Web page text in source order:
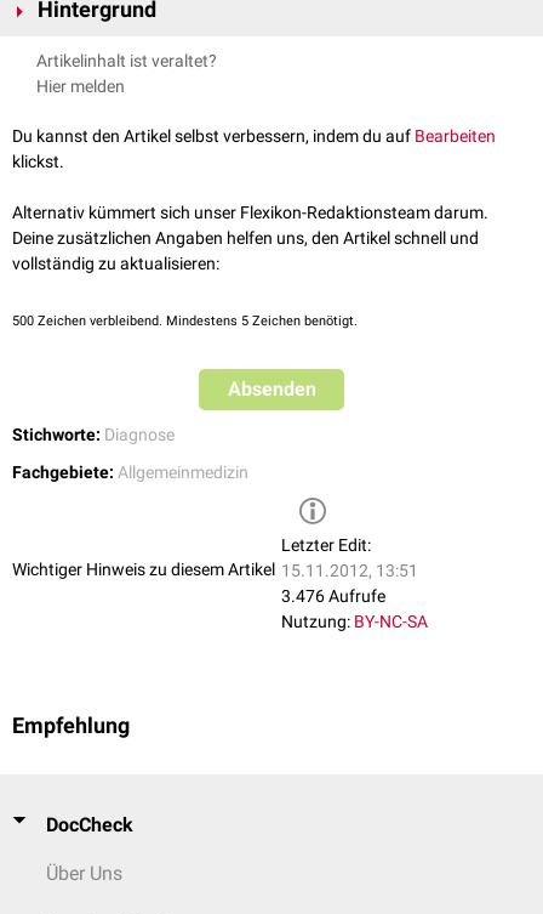
Hintergrund
Scheindiagnosen werden meist aus ökonomischer Motivation gestellt,
um dem Behandler (
bewusste Täuschung.
Gelegentlich verwendet man Scheindiagnosen, um
Damit kommt es jedoch zu einem Bruch des Vertrauensverhältnisses
zwischen Arzt und Patient, da der Patient über seinen Zustand im
Unklaren gelassen wird.
Artikelinhalt ist veraltet?
Hier melden
Du kannst den Artikel selbst verbessern, indem du auf Bearbeiten
klickst.
Alternativ kümmert sich unser Flexikon-Redaktionsteam darum.
Deine zusätzlichen Angaben helfen uns, den Artikel schnell und
vollständig zu aktualisieren:
500 Zeichen verbleibend. Mindestens 5 Zeichen benötigt.
Absenden
Stichworte: Diagnose
Fachgebiete: Allgemeinmedizin
Wichtiger Hinweis zu diesem Artikel
Letzter Edit:
15.11.2012, 13:51
3.476 Aufrufe
Nutzung: BY-NC-SA
Empfehlung
DocCheck
Über Uns